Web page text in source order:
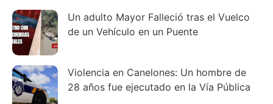
Un adulto Mayor Falleció tras el Vuelco
de un Vehículo en un Puente
Violencia en Canelones: Un hombre de
28 años fue ejecutado en la Vía Pública